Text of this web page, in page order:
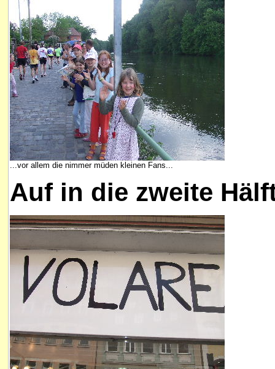
...vor allem die nimmer müden kleinen Fans...
Auf in die zweite